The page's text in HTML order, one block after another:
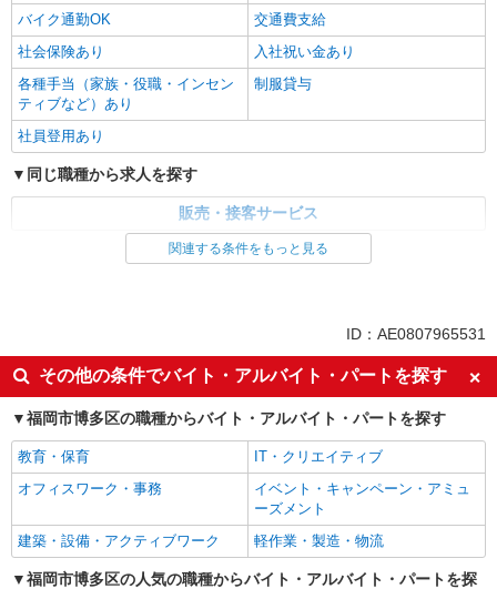
バイク通勤OK
交通費支給
社会保険あり
入社祝い金あり
各種手当（家族・役職・インセン
ティブなど）あり
制服貸与
社員登用あり
同じ職種から求人を探す
販売・接客サービス
同じ特徴から求人を探す
日払い
車通勤OK
交通費支給
社会保険あり
社員登用あり
関連する条件をもっと見る
ID：AE0807965531
その他の条件でバイト・アルバイト・パートを探す
福岡市博多区の職種からバイト・アルバイト・パートを探す
教育・保育
IT・クリエイティブ
オフィスワーク・事務
イベント・キャンペーン・アミュ
ーズメント
建築・設備・アクティブワーク
軽作業・製造・物流
福岡市博多区の人気の職種からバイト・アルバイト・パートを探